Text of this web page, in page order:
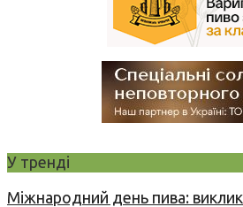
У тренді
Міжнародний день пива: